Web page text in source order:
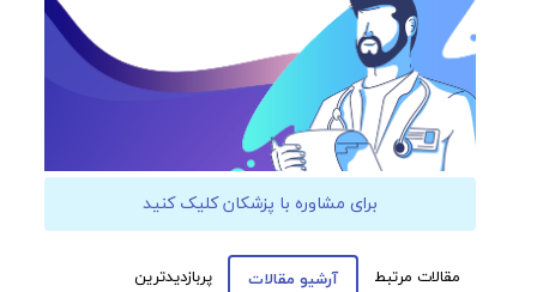
برای مشاوره با پزشکان کلیک کنید
مقالات مرتبط آرشیو مقالات پربازدیدترین